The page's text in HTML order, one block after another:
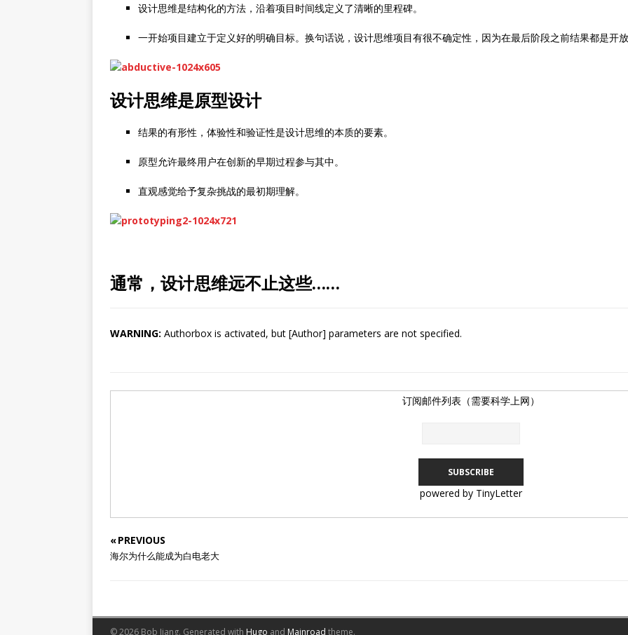
设计思维是结构化的方法，沿着项目时间线定义了清晰的里程碑。
一开始项目建立于定义好的明确目标。换句话说，设计思维项目有很不确定性，因为在最后阶段之前结果都是开
设计思维是原型设计
结果的有形性，体验性和验证性是设计思维的本质的要素。
原型允许最终用户在创新的早期过程参与其中。
直观感觉给予复杂挑战的最初期理解。
通常，设计思维远不止这些……
WARNING: Authorbox is activated, but [Author] parameters are not specified.
订阅邮件列表（需要科学上网）
powered by TinyLetter
« PREVIOUS
海尔为什么能成为白电老大
© 2026 Bob Jiang. Generated with Hugo and Mainroad theme.